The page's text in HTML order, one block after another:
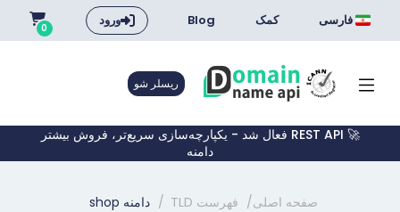
فارسی کمک Blog ورود 0
ریسلر شو
🚀 REST API فعال شد - یکپارچه‌سازی سریع‌تر، فروش بیشتر
دامنه
صفحه اصلی فهرست TLD دامنه shop